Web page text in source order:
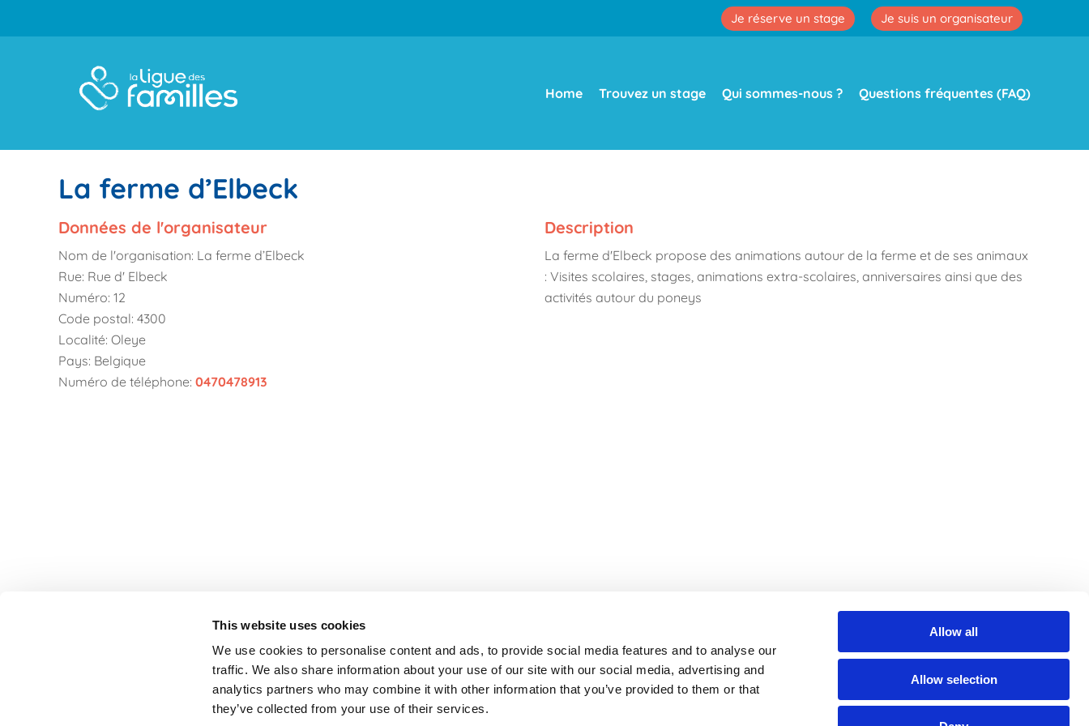
This website uses cookies
We use cookies to personalise content and ads, to provide social media features and to analyse our
traffic. We also share information about your use of our site with our social media, advertising and
analytics partners who may combine it with other information that you’ve provided to them or that
they’ve collected from your use of their services.
Allow all
Allow selection
Je réserve un stage Je suis un organisateur
Home Trouvez un stage Qui sommes-nous ? Questions fréquentes (FAQ)
La ferme d’Elbeck
Données de l'organisateur
Nom de l'organisation: La ferme d’Elbeck
Rue: Rue d' Elbeck
Numéro: 12
Code postal: 4300
Localité: Oleye
Pays: Belgique
Numéro de téléphone: 0470478913
Description
La ferme d'Elbeck propose des animations autour de la ferme et de ses animaux
: Visites scolaires, stages, animations extra-scolaires, anniversaires ainsi que des
activités autour du poneys
, le répertoire de stage
Développé en
collaboration avec Parentia.
Trouvez un stage près de chez vous
Disclaimer